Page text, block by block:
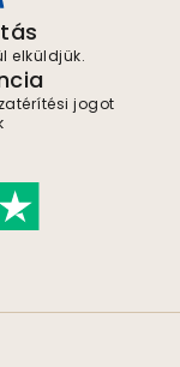
elküldjük.
jogot